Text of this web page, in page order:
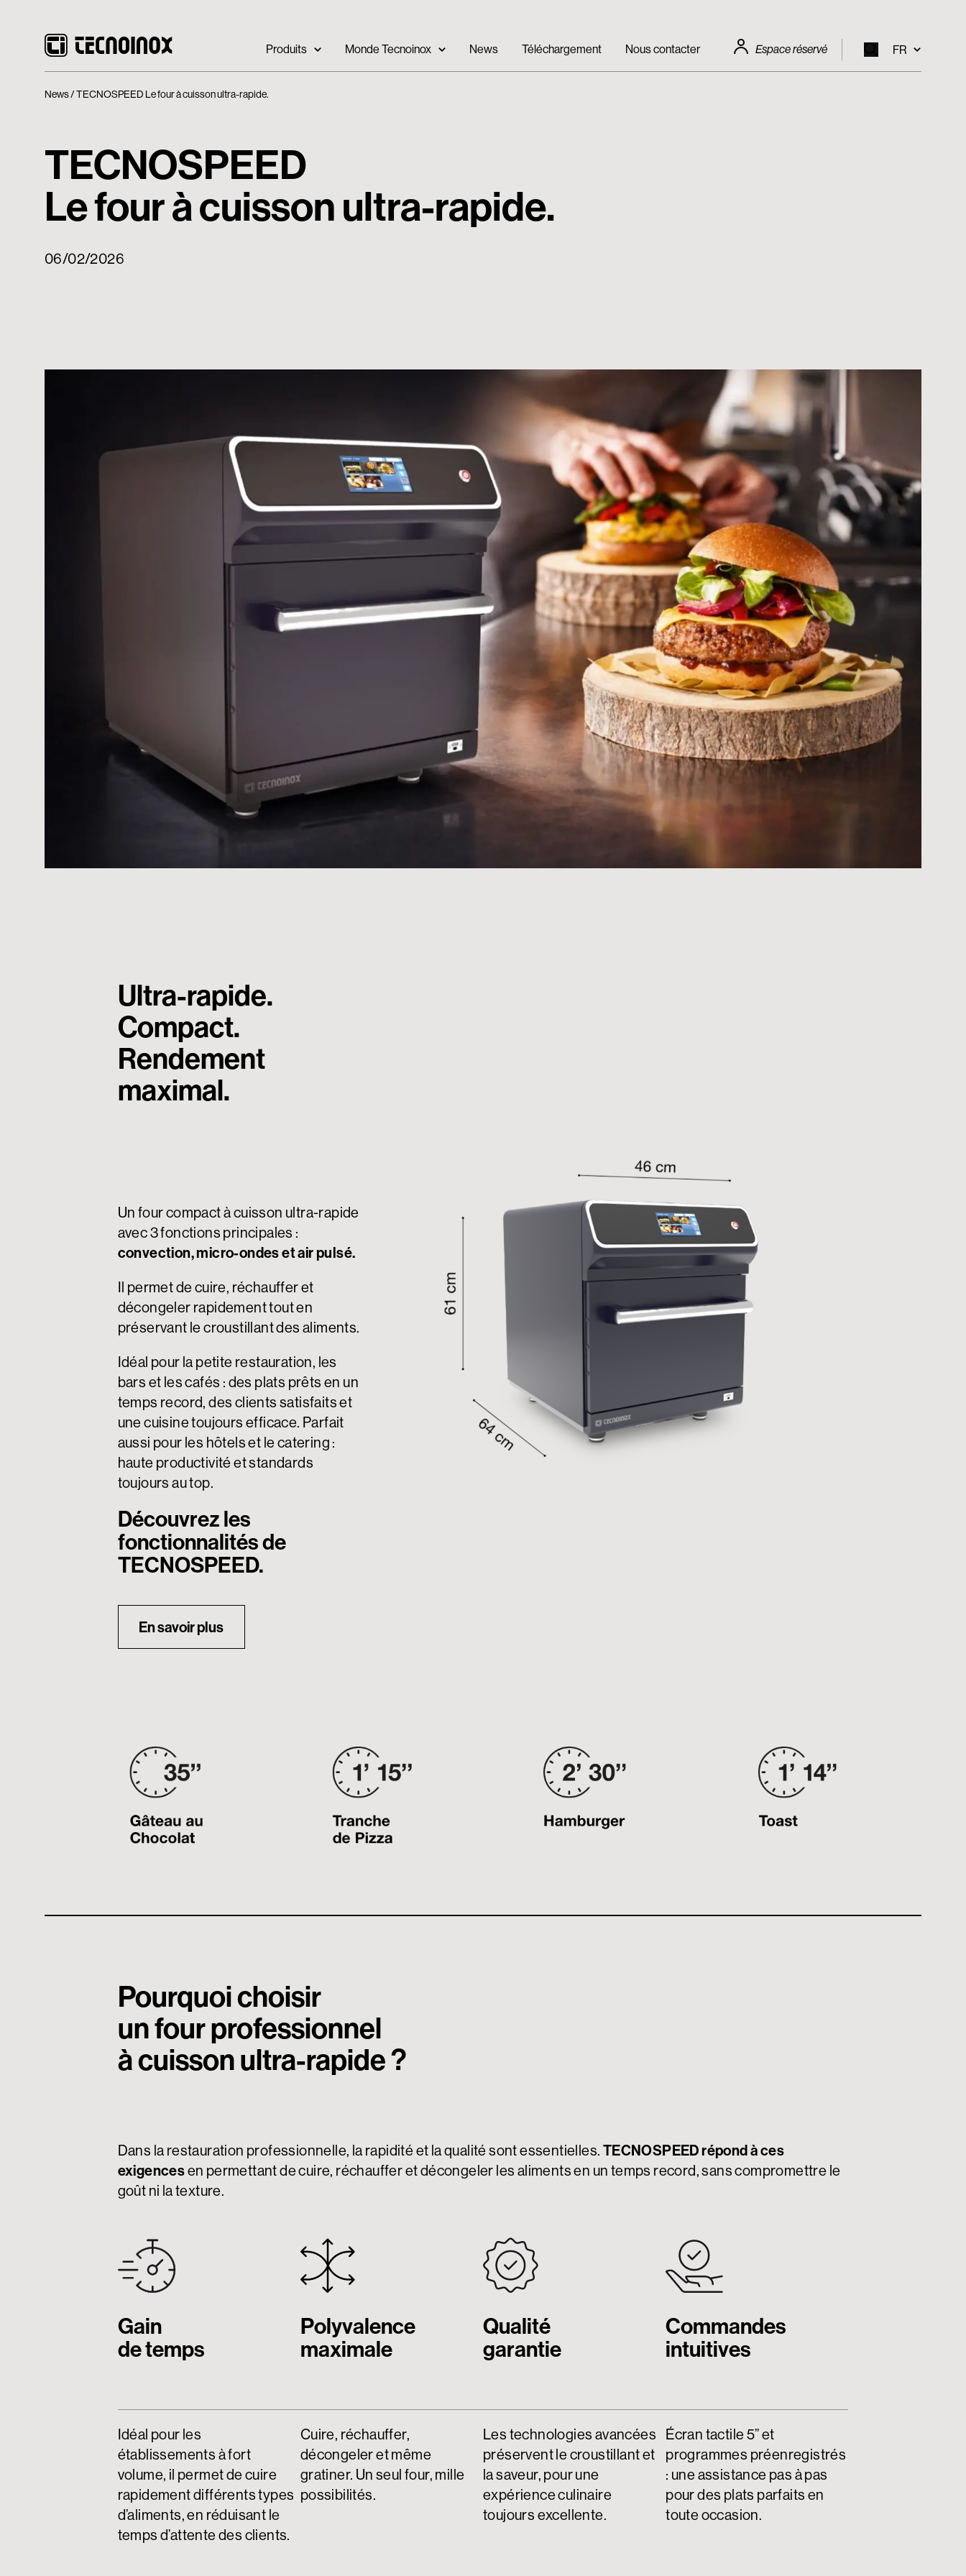
Produits Monde Tecnoinox News Téléchargement Nous contacter Espace réservé FR
News TECNOSPEED Le four à cuisson ultra-rapide.
TECNOSPEED
Le four à cuisson ultra-rapide.
06/02/2026
Ultra-rapide.
Compact.
Rendement
maximal.
Un four compact à cuisson ultra-rapide
avec 3 fonctions principales :
convection, micro-ondes et air pulsé.
Il permet de cuire, réchauffer et
décongeler rapidement tout en
préservant le croustillant des aliments.
Idéal pour la petite restauration, les
bars et les cafés : des plats prêts en un
temps record, des clients satisfaits et
une cuisine toujours efficace. Parfait
aussi pour les hôtels et le catering :
haute productivité et standards
toujours au top.
Découvrez les
fonctionnalités de
TECNOSPEED.
En savoir plus
Pourquoi choisir
un four professionnel
à cuisson ultra-rapide ?
Dans la restauration professionnelle, la rapidité et la qualité sont essentielles. TECNOSPEED répond à ces
exigencesen permettant de cuire, réchauffer et décongeler les aliments en un temps record, sans compromettre le
goût ni la texture.
Gain
de temps
Idéal pour les
établissements à fort
volume, il permet de cuire
rapidement différents types
d’aliments, en réduisant le
temps d’attente des clients.
Polyvalence
maximale
Cuire, réchauffer,
décongeler et même
gratiner. Un seul four, mille
possibilités.
Qualité
garantie
Les technologies avancées
préservent le croustillant et
la saveur, pour une
expérience culinaire
toujours excellente.
Commandes
intuitives
Écran tactile 5” et
programmes préenregistrés
: une assistance pas à pas
pour des plats parfaits en
toute occasion.